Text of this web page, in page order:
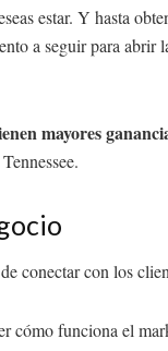
estar. Y hasta
a seguir para abrir
mayores
conectar con los
cómo funciona el